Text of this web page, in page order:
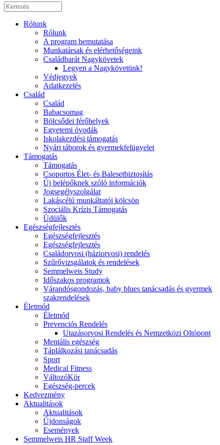
Rólunk
Rólunk
A program bemutatása
Munkatársak és elérhetőségeink
Családbarát Nagykövetek
Legyen a Nagykövetünk!
Védjegyek
Adatkezelés
Család
Család
Babacsomag
Bölcsődei férőhelyek
Egyetemi óvodák
Iskolakezdési támogatás
Nyári táborok és gyermekfelügyelet
Támogatás
Támogatás
Csoportos Élet- és Balesetbiztosítás
Új belépőknek szóló információk
Jogsegélyszolgálat
Lakáscélú munkáltatói kölcsön
Szociális Krízis Támogatás
Üdülők
Egészségfejlesztés
Egészségfejlesztés
Egészségfejlesztés
Családorvosi (háziorvosi) rendelés
Szűrővizsgálatok és rendelések
Semmelweis Study
Időszakos programok
Várandósgondozás, baby blues tanácsadás és gyermek
szakrendelések
Életmód
Életmód
Prevenciós Rendelés
Utazásorvosi Rendelés és Nemzetközi Oltópont
Mentális egészség
Táplálkozási tanácsadás
Sport
Medical Fitness
VáltozóKör
Egészség-percek
Kedvezmény
Aktualitások
Aktualitások
Újdonságok
Események
Semmelweis HR Staff Week